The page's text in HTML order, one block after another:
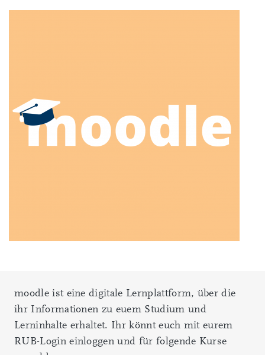
moodle ist eine digitale Lernplattform, über die
ihr Informationen zu euem Studium und
Lerninhalte erhaltet. Ihr könnt euch mit eurem
RUB-Login einloggen und für folgende Kurse